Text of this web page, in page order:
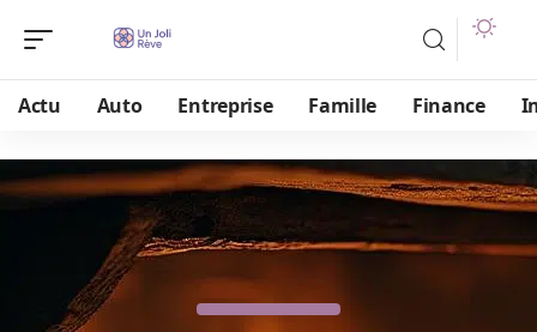
Actu Auto Entreprise Famille Finance